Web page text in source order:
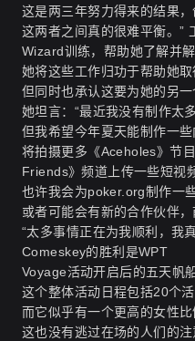
这是两三年努力得来的结果
这两者之间真的很难平衡。”
Wizard训练，帮助她了解并
她将这些工作归功于帮助她
但同时也承认这要为她的另
她坦言：“最近我没有制作太
但我希望今年夏天能制作一
将拍摄更多《Aceholes》节
Friends》频道上传一些短视
也许我会为poker.org制作一
或者可能会有新的合作伙伴
“太多事情正在为我顺利，我
Comeskey的胜利是WPT
Voyage活动开启后的五天帆
这个整体活动日程包括20个活
而它似乎有一个更高的女性比
这也没有逃过在场的人们的注